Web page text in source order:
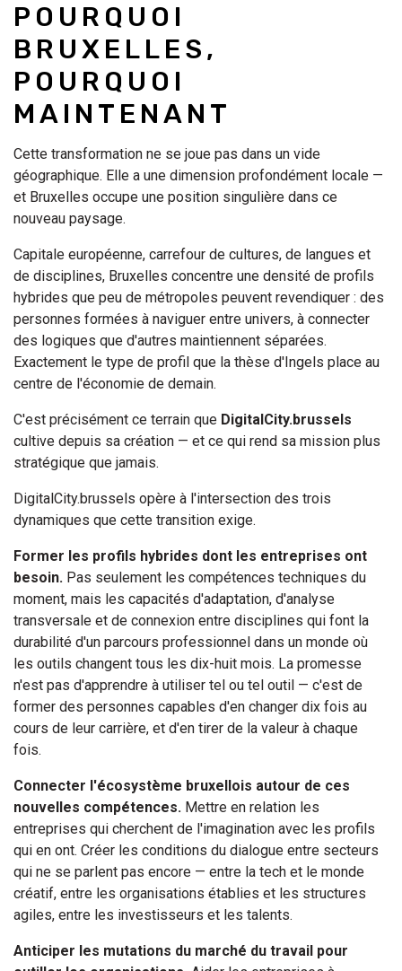
POURQUOI
BRUXELLES,
POURQUOI
MAINTENANT
Cette transformation ne se joue pas dans un vide
géographique. Elle a une dimension profondément locale —
et Bruxelles occupe une position singulière dans ce
nouveau paysage.
Capitale européenne, carrefour de cultures, de langues et
de disciplines, Bruxelles concentre une densité de profils
hybrides que peu de métropoles peuvent revendiquer : des
personnes formées à naviguer entre univers, à connecter
des logiques que d'autres maintiennent séparées.
Exactement le type de profil que la thèse d'Ingels place au
centre de l'économie de demain.
C'est précisément ce terrain que DigitalCity.brussels
cultive depuis sa création — et ce qui rend sa mission plus
stratégique que jamais.
DigitalCity.brussels opère à l'intersection des trois
dynamiques que cette transition exige.
Former les profils hybrides dont les entreprises ont
besoin. Pas seulement les compétences techniques du
moment, mais les capacités d'adaptation, d'analyse
transversale et de connexion entre disciplines qui font la
durabilité d'un parcours professionnel dans un monde où
les outils changent tous les dix-huit mois. La promesse
n'est pas d'apprendre à utiliser tel ou tel outil — c'est de
former des personnes capables d'en changer dix fois au
cours de leur carrière, et d'en tirer de la valeur à chaque
fois.
Connecter l'écosystème bruxellois autour de ces
nouvelles compétences. Mettre en relation les
entreprises qui cherchent de l'imagination avec les profils
qui en ont. Créer les conditions du dialogue entre secteurs
qui ne se parlent pas encore — entre la tech et le monde
créatif, entre les organisations établies et les structures
agiles, entre les investisseurs et les talents.
Anticiper les mutations du marché du travail pour